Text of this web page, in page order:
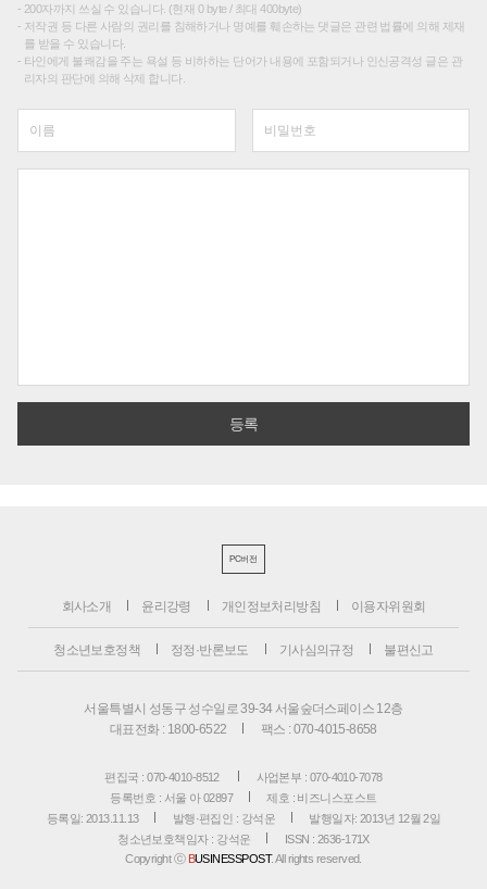
200자까지 쓰실 수 있습니다. (현재 0 byte / 최대 400byte)
저작권 등 다른 사람의 권리를 침해하거나 명예를 훼손하는 댓글은 관련 법률에 의해 제재
를 받을 수 있습니다.
타인에게 불쾌감을 주는 욕설 등 비하하는 단어가 내용에 포함되거나 인신공격성 글은 관
리자의 판단에 의해 삭제 합니다.
PC버전
회사소개 윤리강령 개인정보처리방침 이용자위원회
청소년보호정책 정정·반론보도 기사심의규정 불편신고
서울특별시 성동구 성수일로 39-34 서울숲더스페이스 12층
대표전화 : 1800-6522
팩스 : 070-4015-8658
편집국 : 070-4010-8512
사업본부 : 070-4010-7078
등록번호 : 서울 아 02897
제호 : 비즈니스포스트
등록일: 2013.11.13
발행·편집인 : 강석운
발행일자: 2013년 12월 2일
청소년보호책임자 : 강석운
ISSN : 2636-171X
Copyright ⓒ BUSINESSPOST. All rights reserved.